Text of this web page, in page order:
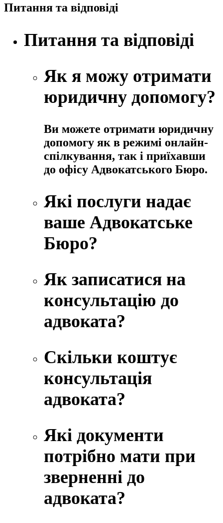
Питання та відповіді
Питання та відповіді
Як я можу отримати
юридичну допомогу?
Ви можете отримати юридичну
допомогу як в режимі онлайн-
спілкування, так і приїхавши
до офісу Адвокатського Бюро.
Які послуги надає
ваше Адвокатське
Бюро?
Як записатися на
консультацію до
адвоката?
Скільки коштує
консультація
адвоката?
Які документи
потрібно мати при
зверненні до
адвоката?